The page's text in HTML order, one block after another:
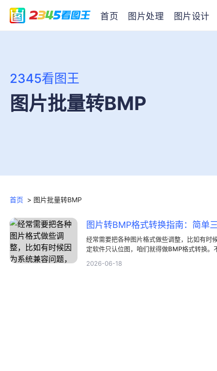
首页 图片处理 图片设计
2345看图王
图片批量转BMP
首页 > 图片批量转BMP
图片转BMP格式转换指南：简单
经常需要把各种图片格式做些调整，比如有时
定软件只认位图，咱们就得做BMP格式转换。
的方法搞定BMP格式转换。
2026-06-18